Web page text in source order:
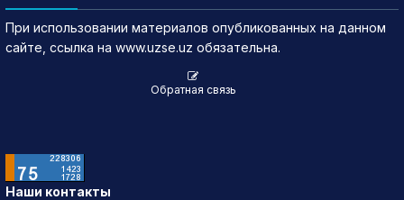
При использовании материалов опубликованных на данном
сайте, ссылка на www.uzse.uz обязательна.
Обратная связь
Наши контакты